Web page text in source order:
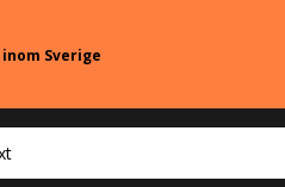
Sverige